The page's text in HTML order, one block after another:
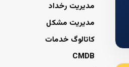
مدیریت رخداد
مدیریت مشکل
کاتالوگ خدمات
CMDB